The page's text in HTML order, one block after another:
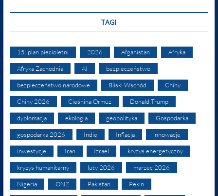
TAGI
15. plan pięcioletni 2026 Afganistan Afryka
Afryka Zachodnia AI bezpieczeństwo
bezpieczeństwo narodowe Bliski Wschód Chiny
Chiny 2026 Cieśnina Ormuz Donald Trump
dyplomacja ekologia geopolityka Gospodarka
gospodarka 2026 Indie Inflacja innowacje
inwestycje Iran Izrael kryzys energetyczny
kryzys humanitarny luty 2026 marzec 2026
Nigeria ONZ Pakistan Pekin